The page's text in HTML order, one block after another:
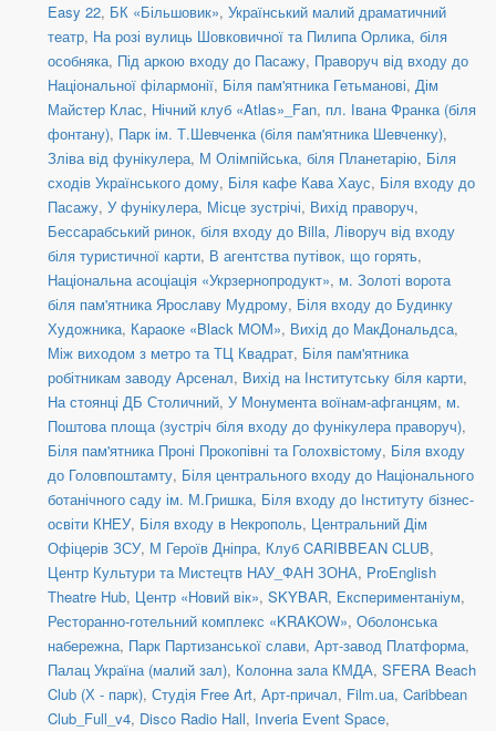
Easy 22, БК «Більшовик», Український малий драматичний
театр, На розі вулиць Шовковичної та Пилипа Орлика, біля
особняка, Під аркою входу до Пасажу, Праворуч від входу до
Національної філармонії, Біля пам'ятника Гетьманові, Дім
Майстер Клас, Нічний клуб «Atlas»_Fan, пл. Івана Франка (біля
фонтану), Парк ім. Т.Шевченка (біля пам'ятника Шевченку),
Зліва від фунікулера, М Олімпійська, біля Планетарію, Біля
сходів Українського дому, Біля кафе Кава Хаус, Біля входу до
Пасажу, У фунікулера, Місце зустрічі, Вихід праворуч,
Бессарабський ринок, біля входу до Billa, Ліворуч від входу
біля туристичної карти, В агентства путівок, що горять,
Національна асоціація «Укрзернопродукт», м. Золоті ворота
біля пам'ятника Ярославу Мудрому, Біля входу до Будинку
Художника, Караоке «Black MOM», Вихід до МакДональдса,
Між виходом з метро та ТЦ Квадрат, Біля пам'ятника
робітникам заводу Арсенал, Вихід на Інститутську біля карти,
На стоянці ДБ Столичний, У Монумента воїнам-афганцям, м.
Поштова площа (зустріч біля входу до фунікулера праворуч),
Біля пам'ятника Проні Прокопівні та Голохвістому, Біля входу
до Головпоштамту, Біля центрального входу до Національного
ботанічного саду ім. М.Гришка, Біля входу до Інституту бізнес-
освіти КНЕУ, Біля входу в Некрополь, Центральний Дім
Офіцерів ЗСУ, М Героїв Дніпра, Клуб CARIBBEAN CLUB,
Центр Культури та Мистецтв НАУ_ФАН ЗОНА, ProEnglish
Theatre Hub, Центр «Новий вік», SKYBAR, Експериментаніум,
Ресторанно-готельний комплекс «KRAKOW», Оболонська
набережна, Парк Партизанської слави, Арт-завод Платформа,
Палац Україна (малий зал), Колонна зала КМДА, SFERA Beach
Club (Х - парк), Студія Free Art, Арт-причал, Film.ua, Caribbean
Club_Full_v4, Disco Radio Hall, Inveria Event Space,